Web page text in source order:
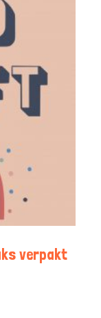
verpakt